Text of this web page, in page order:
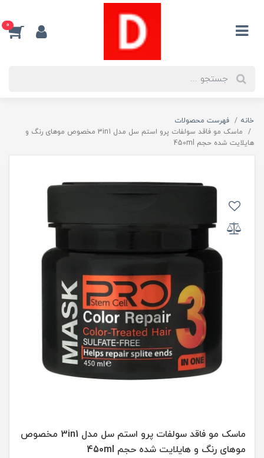
0
خانه
فهرست محصولات
ماسک مو فاقد سولفات پرو استم سل مدل 3in1 مخصوص موهای رنگ و
هایلایت شده حجم 450ml
ماسک مو فاقد سولفات پرو استم سل مدل 3in1 مخصوص
موهای رنگ و هایلایت شده حجم 450ml